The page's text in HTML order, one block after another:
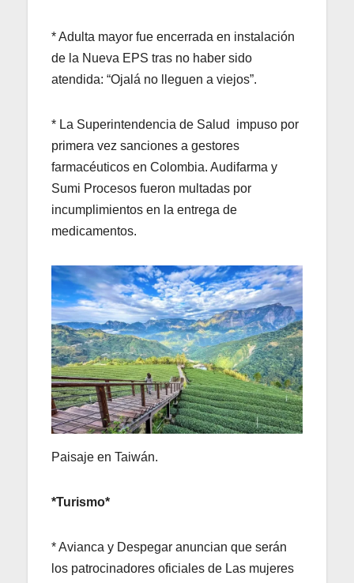
* Adulta mayor fue encerrada en instalación
de la Nueva EPS tras no haber sido
atendida: “Ojalá no lleguen a viejos”.
* La Superintendencia de Salud impuso por
primera vez sanciones a gestores
farmacéuticos en Colombia. Audifarma y
Sumi Procesos fueron multadas por
incumplimientos en la entrega de
medicamentos.
Paisaje en Taiwán.
*Turismo*
* Avianca y Despegar anuncian que serán
los patrocinadores oficiales de Las mujeres